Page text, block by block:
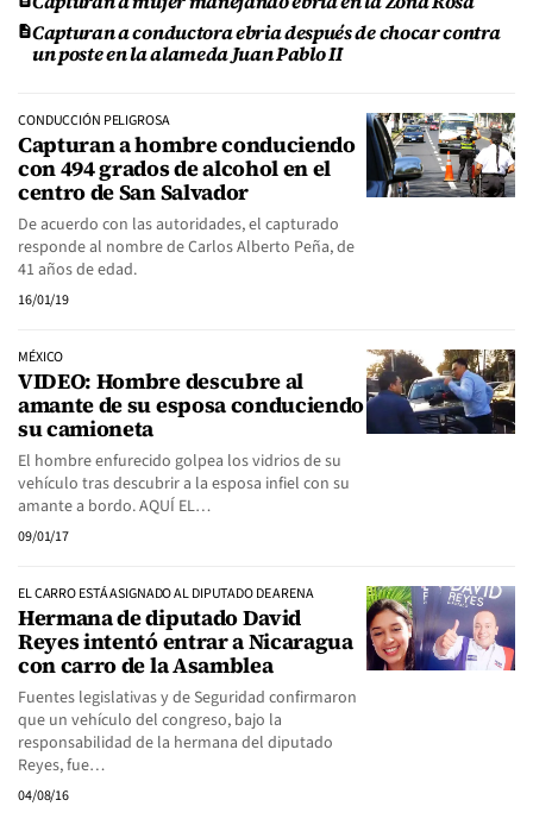
Capturan a conductora ebria después de chocar contra
un poste en la alameda Juan Pablo II
CONDUCCIÓN PELIGROSA
Capturan a hombre conduciendo
con 494 grados de alcohol en el
centro de San Salvador
De acuerdo con las autoridades, el capturado
responde al nombre de Carlos Alberto Peña, de
41 años de edad.
16/01/19
MÉXICO
VIDEO: Hombre descubre al
amante de su esposa conduciendo
su camioneta
El hombre enfurecido golpea los vidrios de su
vehículo tras descubrir a la esposa infiel con su
amante a bordo. AQUÍ EL…
09/01/17
EL CARRO ESTÁ ASIGNADO AL DIPUTADO DE ARENA
Hermana de diputado David
Reyes intentó entrar a Nicaragua
con carro de la Asamblea
Fuentes legislativas y de Seguridad confirmaron
que un vehículo del congreso, bajo la
responsabilidad de la hermana del diputado
Reyes, fue…
04/08/16